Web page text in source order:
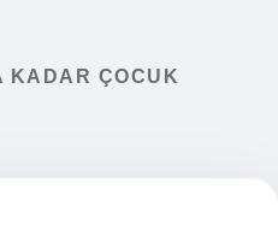
KADAR ÇOCUK